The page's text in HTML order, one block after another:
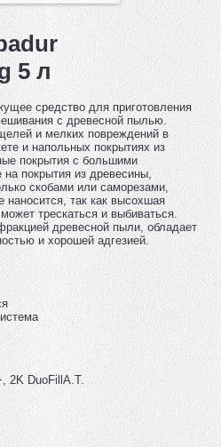
5 л
средство для приготовления
с древесной пылью.
и мелких повреждений в
и напольных покрытиях из
покрытия с большими
покрытия из древесины,
скобами или саморезами,
так как высохшая
трескаться и выбиваться.
древесной пыли, обладает
и хорошей адгезией.
2K DuoFillA.T.